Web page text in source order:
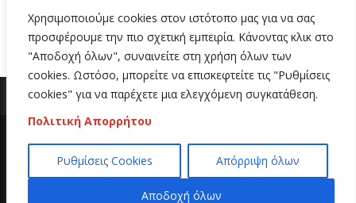
Χρησιμοποιούμε cookies στον ιστότοπο μας για να σας
προσφέρουμε την πιο σχετική εμπειρία. Κάνοντας κλικ στο
"Αποδοχή όλων", συναινείτε στη χρήση όλων των
cookies. Ωστόσο, μπορείτε να επισκεφτείτε τις "Ρυθμίσεις
cookies" για να παρέχετε μια ελεγχόμενη συγκατάθεση.
Πολιτική Απορρήτου
Ρυθμίσεις Cookies Απόρριψη όλων
Αποδοχή όλων
Copyright 2020 | All Rights Reserved | Κατασκευή
ιστοσελίδων
Hi Web